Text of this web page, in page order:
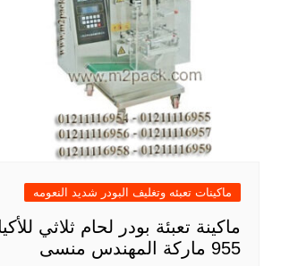
ماكينات تعبئه وتغليف البودر شديد النعومه
ماكينة تعبئة بودر لحام ثلاثي
955 ماركة المهندس منسى